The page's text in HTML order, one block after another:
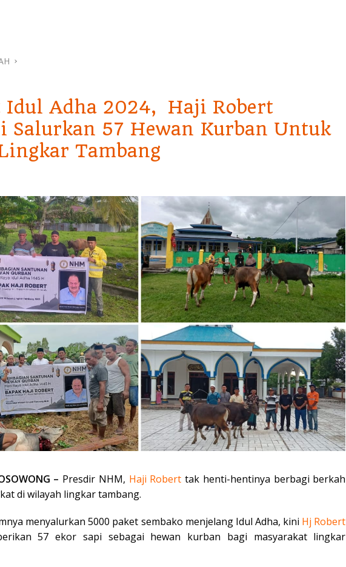
Idul Adha 2024, Haji Robert
Salurkan 57 Hewan Kurban Untuk
Tambang
– Presdir NHM, Haji Robert tak henti-hentinya berbagi berkah
di wilayah lingkar tambang.
menyalurkan 5000 paket sembako menjelang Idul Adha, kini Hj Robert
57 ekor sapi sebagai hewan kurban bagi masyarakat lingkar